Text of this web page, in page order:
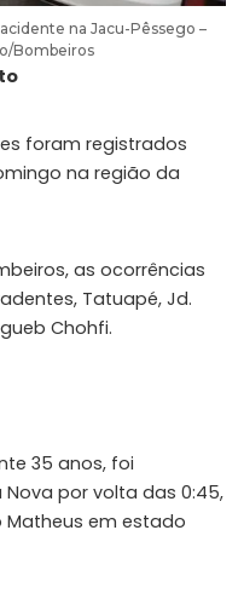
na Jacu-Pêssego –
Bombeiros
foram registrados
na região da
as ocorrências
Tatuapé, Jd.
Chohfi.
35 anos, foi
por volta das 0:45,
Matheus em estado